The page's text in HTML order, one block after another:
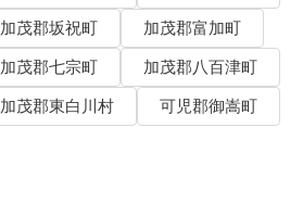
加茂郡坂祝町
加茂郡富加町
加茂郡七宗町
加茂郡八百津町
加茂郡東白川村
可児郡御嵩町